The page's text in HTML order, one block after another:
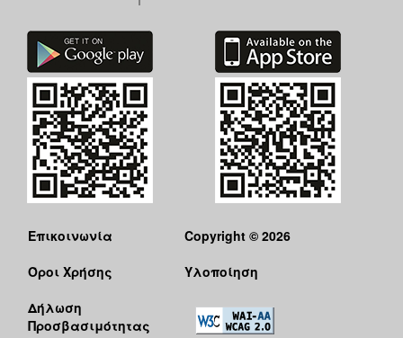
Επικοινωνία
Όροι Χρήσης
Δήλωση
Προσβασιμότητας
Copyright © 2026
Υλοποίηση